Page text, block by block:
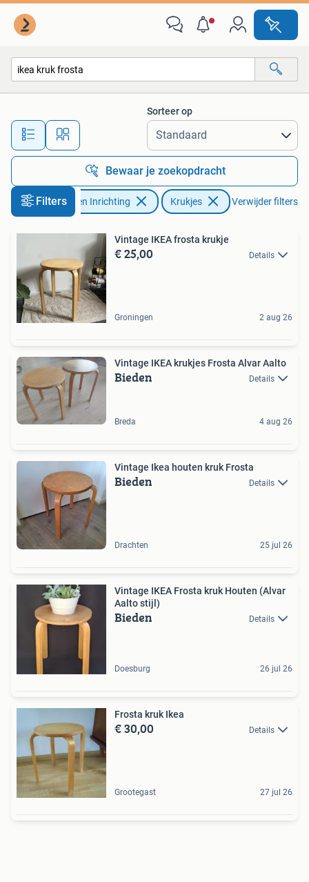
Alle afstanden…
Sorteer op
Bewaar je zoekopdracht
FiltersHuis en Inrichting Krukjes Verwijder filters
Vintage IKEA frosta krukje
€ 25,00 Details
Groningen 2 aug 26
Vintage IKEA krukjes Frosta Alvar Aalto
Bieden Details
Breda 4 aug 26
Vintage Ikea houten kruk Frosta
Bieden Details
Drachten 25 jul 26
Vintage IKEA Frosta kruk Houten (Alvar
Aalto stijl)
Bieden Details
Doesburg 26 jul 26
Frosta kruk Ikea
€ 30,00 Details
Grootegast 27 jul 26